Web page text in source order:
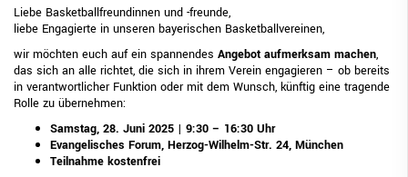
Liebe Basketballfreundinnen und -freunde,
liebe Engagierte in unseren bayerischen Basketballvereinen,
wir möchten euch auf ein spannendes Angebot aufmerksam machen,
das sich an alle richtet, die sich in ihrem Verein engagieren – ob bereits
in verantwortlicher Funktion oder mit dem Wunsch, künftig eine tragende
Rolle zu übernehmen:
Samstag, 28. Juni 2025 | 9:30 – 16:30 Uhr
Evangelisches Forum, Herzog-Wilhelm-Str. 24, München
Teilnahme kostenfrei